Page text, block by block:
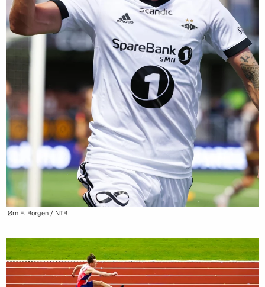
Ørn E. Borgen / NTB